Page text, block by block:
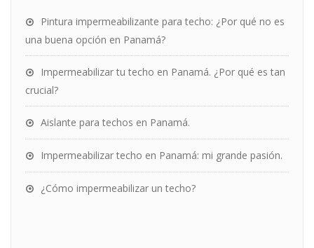
Pintura impermeabilizante para techo: ¿Por qué no es
una buena opción en Panamá?
Impermeabilizar tu techo en Panamá. ¿Por qué es tan
crucial?
Aislante para techos en Panamá.
Impermeabilizar techo en Panamá: mi grande pasión.
¿Cómo impermeabilizar un techo?